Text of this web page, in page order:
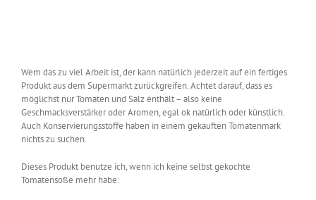
Wem das zu viel Arbeit ist, der kann natürlich jederzeit auf ein fertiges
Produkt aus dem Supermarkt zurückgreifen. Achtet darauf, dass es
möglichst nur Tomaten und Salz enthält – also keine
Geschmacksverstärker oder Aromen, egal ok natürlich oder künstlich.
Auch Konservierungsstoffe haben in einem gekauften Tomatenmark
nichts zu suchen.
Dieses Produkt benutze ich, wenn ich keine selbst gekochte
Tomatensoße mehr habe: